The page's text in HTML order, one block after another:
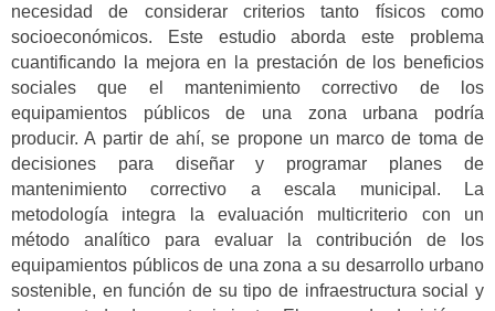
necesidad de considerar criterios tanto físicos como
socioeconómicos. Este estudio aborda este problema
cuantificando la mejora en la prestación de los beneficios
sociales que el mantenimiento correctivo de los
equipamientos públicos de una zona urbana podría
producir. A partir de ahí, se propone un marco de toma de
decisiones para diseñar y programar planes de
mantenimiento correctivo a escala municipal. La
metodología integra la evaluación multicriterio con un
método analítico para evaluar la contribución de los
equipamientos públicos de una zona a su desarrollo urbano
sostenible, en función de su tipo de infraestructura social y